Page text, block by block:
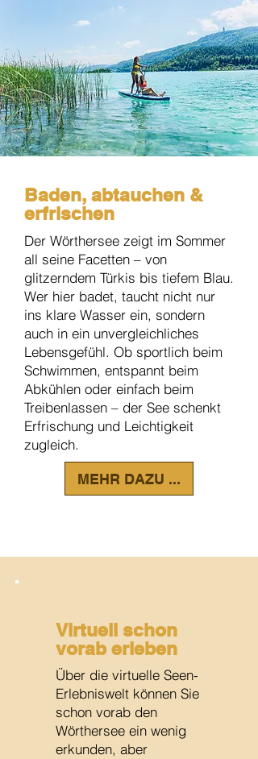
Baden, abtauchen &
erfrischen
Der Wörthersee zeigt im Sommer
all seine Facetten – von
glitzerndem Türkis bis tiefem Blau.
Wer hier badet, taucht nicht nur
ins klare Wasser ein, sondern
auch in ein unvergleichliches
Lebensgefühl. Ob sportlich beim
Schwimmen, entspannt beim
Abkühlen oder einfach beim
Treibenlassen – der See schenkt
Erfrischung und Leichtigkeit
zugleich.
MEHR DAZU ...
Virtuell schon
vorab erleben
​​Über die virtuelle Seen-
Erlebniswelt können Sie
schon vorab den
Wörthersee ein wenig
erkunden, aber